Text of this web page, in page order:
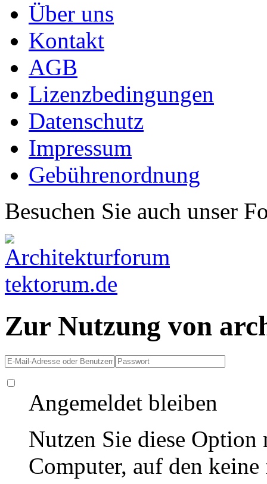
Über uns
Kontakt
AGB
Lizenzbedingungen
Datenschutz
Impressum
Gebührenordnung
Besuchen Sie auch unser
Zur Nutzung von
Angemeldet bleiben
Nutzen Sie diese
Computer, auf den